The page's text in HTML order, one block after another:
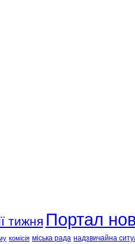
тижня Портал
комісія міська рада надзвичайна